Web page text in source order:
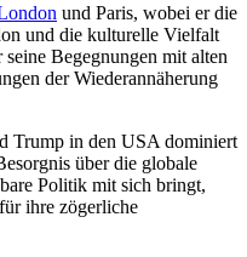
und Paris, wobei er die
und die kulturelle Vielfalt
Begegnungen mit alten
der Wiederannäherung
Trump in den USA dominiert
über die globale
Politik mit sich bringt,
ihre zögerliche